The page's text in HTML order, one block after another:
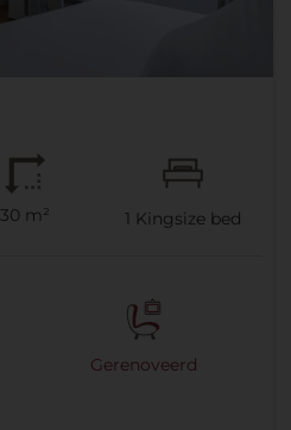
30 m² 1 Kingsize bed
Gerenoveerd
Uitgecheckt